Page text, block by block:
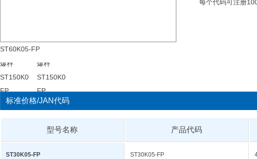
ST60K05-FP
不包括电源线和软管。
每个代码可注册
标准价格/JAN代码
型号名称 产品代码
ST30K05-FP ST30K05-FP